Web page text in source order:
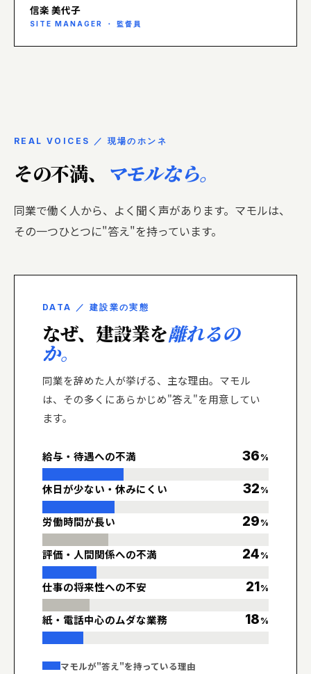
信楽 美代子
SITE MANAGER ・ 監督員
REAL VOICES ／ 現場のホンネ
その不満、 マモルなら。
同業で働く人から、よく聞く声があります。マモルは、
その一つひとつに"答え"を持っています。
DATA ／ 建設業の実態
なぜ、建設業を離れるの
か。
同業を辞めた人が挙げる、主な理由。マモル
は、その多くにあらかじめ"答え"を用意してい
ます。
給与・待遇への不満 36 %
休日が少ない・休みにくい 32 %
労働時間が長い 29 %
評価・人間関係への不満 24 %
仕事の将来性への不安 21%
紙・電話中心のムダな業務 18 %
マモルが"答え"を持っている理由